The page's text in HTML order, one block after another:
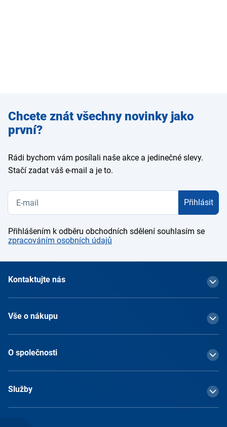
Zadejte
e-mail
Chcete znát všechny novinky jako
první?
Rádi bychom vám posílali naše akce a jedinečné slevy.
Stačí zadat váš e-mail a je to.
Přihlásit
Přihlášením k odběru obchodních sdělení souhlasím se
zpracováním osobních údajů
Kontaktujte nás
Vše o nákupu
O společnosti
Služby